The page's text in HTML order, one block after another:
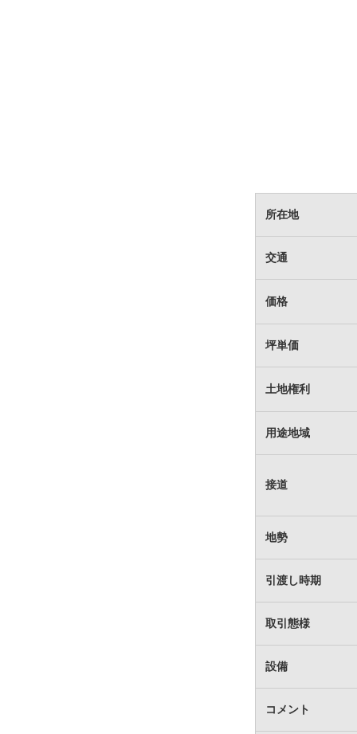
所在地
交通
価格
坪単価
土地権利
用途地域
接道
地勢
引渡し時期
取引態様
設備
コメント